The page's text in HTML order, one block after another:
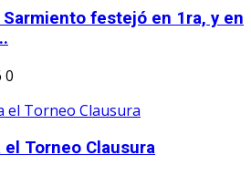
festejó en 1ra, y en
0
el Torneo Clausura